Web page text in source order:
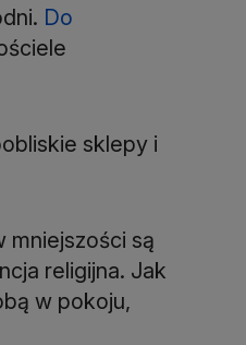
Do
sklepy i
mniejszości są
religijna. Jak
w pokoju,